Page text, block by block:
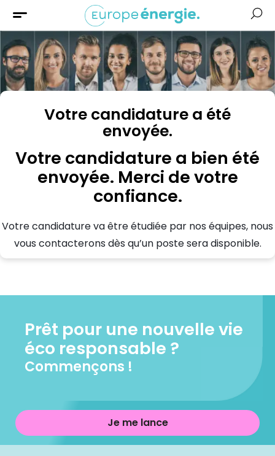
Votre candidature a été
envoyée.
Votre candidature a bien été
envoyée. Merci de votre
confiance.
Votre candidature va être étudiée par nos équipes, nous
vous contacterons dès qu’un poste sera disponible.
Solaire Chauffage Isolation
Aides &
Financement
Prêt pour une nouvelle vie
éco responsable ?
Commençons !
Je me lance